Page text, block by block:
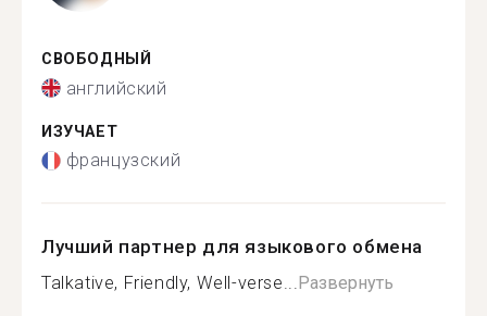
СВОБОДНЫЙ
английский
ИЗУЧАЕТ
французский
Лучший партнер для языкового обмена
Talkative, Friendly, Well-verse...Развернуть